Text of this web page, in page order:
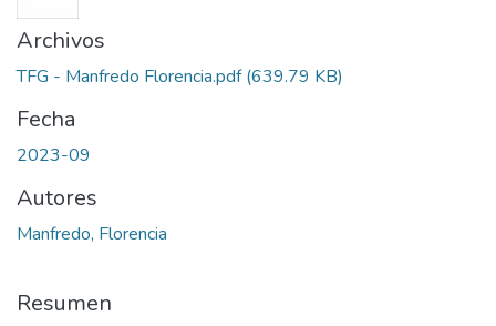
Archivos
TFG - Manfredo Florencia.pdf(639.79 KB)
Fecha
2023-09
Autores
Manfredo, Florencia
Resumen